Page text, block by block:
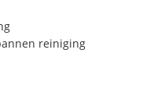
reiniging